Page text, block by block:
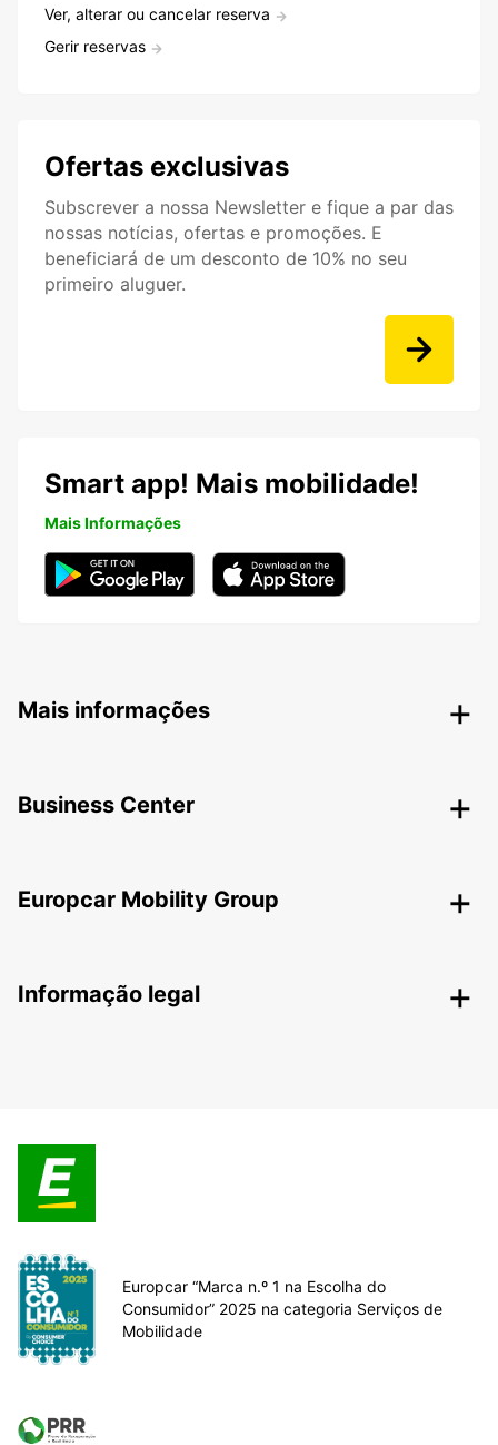
Ver, alterar ou cancelar reserva
Gerir reservas
Ofertas exclusivas
Subscrever a nossa Newsletter e fique a par das
nossas notícias, ofertas e promoções. E
beneficiará de um desconto de 10% no seu
primeiro aluguer.
Smart app! Mais mobilidade!
Mais Informações
Mais informações
Business Center
Europcar Mobility Group
Informação legal
Europcar “Marca n.º 1 na Escolha do
Consumidor” 2025 na categoria Serviços de
Mobilidade